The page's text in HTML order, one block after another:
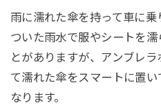
雨に濡れた傘を持って車に
ついた雨水で服やシートを
とがありますが、アンブレ
て濡れた傘をスマートに置
なります。